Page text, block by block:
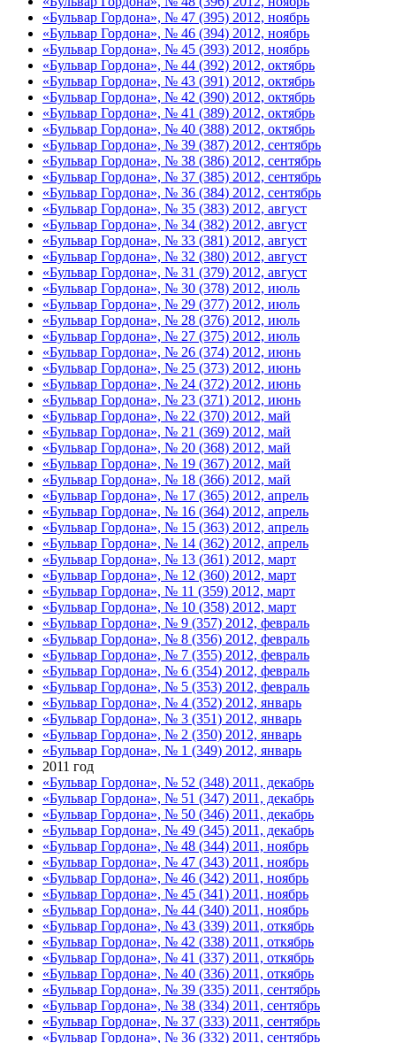
«Бульвар Гордона», № 47 (395) 2012, ноябрь
«Бульвар Гордона», № 46 (394) 2012, ноябрь
«Бульвар Гордона», № 45 (393) 2012, ноябрь
«Бульвар Гордона», № 44 (392) 2012, октябрь
«Бульвар Гордона», № 43 (391) 2012, октябрь
«Бульвар Гордона», № 42 (390) 2012, октябрь
«Бульвар Гордона», № 41 (389) 2012, октябрь
«Бульвар Гордона», № 40 (388) 2012, октябрь
«Бульвар Гордона», № 39 (387) 2012, сентябрь
«Бульвар Гордона», № 38 (386) 2012, сентябрь
«Бульвар Гордона», № 37 (385) 2012, сентябрь
«Бульвар Гордона», № 36 (384) 2012, сентябрь
«Бульвар Гордона», № 35 (383) 2012, август
«Бульвар Гордона», № 34 (382) 2012, август
«Бульвар Гордона», № 33 (381) 2012, август
«Бульвар Гордона», № 32 (380) 2012, август
«Бульвар Гордона», № 31 (379) 2012, август
«Бульвар Гордона», № 30 (378) 2012, июль
«Бульвар Гордона», № 29 (377) 2012, июль
«Бульвар Гордона», № 28 (376) 2012, июль
«Бульвар Гордона», № 27 (375) 2012, июль
«Бульвар Гордона», № 26 (374) 2012, июнь
«Бульвар Гордона», № 25 (373) 2012, июнь
«Бульвар Гордона», № 24 (372) 2012, июнь
«Бульвар Гордона», № 23 (371) 2012, июнь
«Бульвар Гордона», № 22 (370) 2012, май
«Бульвар Гордона», № 21 (369) 2012, май
«Бульвар Гордона», № 20 (368) 2012, май
«Бульвар Гордона», № 19 (367) 2012, май
«Бульвар Гордона», № 18 (366) 2012, май
«Бульвар Гордона», № 17 (365) 2012, апрель
«Бульвар Гордона», № 16 (364) 2012, апрель
«Бульвар Гордона», № 15 (363) 2012, апрель
«Бульвар Гордона», № 14 (362) 2012, апрель
«Бульвар Гордона», № 13 (361) 2012, март
«Бульвар Гордона», № 12 (360) 2012, март
«Бульвар Гордона», № 11 (359) 2012, март
«Бульвар Гордона», № 10 (358) 2012, март
«Бульвар Гордона», № 9 (357) 2012, февраль
«Бульвар Гордона», № 8 (356) 2012, февраль
«Бульвар Гордона», № 7 (355) 2012, февраль
«Бульвар Гордона», № 6 (354) 2012, февраль
«Бульвар Гордона», № 5 (353) 2012, февраль
«Бульвар Гордона», № 4 (352) 2012, январь
«Бульвар Гордона», № 3 (351) 2012, январь
«Бульвар Гордона», № 2 (350) 2012, январь
«Бульвар Гордона», № 1 (349) 2012, январь
2011 год
«Бульвар Гордона», № 52 (348) 2011, декабрь
«Бульвар Гордона», № 51 (347) 2011, декабрь
«Бульвар Гордона», № 50 (346) 2011, декабрь
«Бульвар Гордона», № 49 (345) 2011, декабрь
«Бульвар Гордона», № 48 (344) 2011, ноябрь
«Бульвар Гордона», № 47 (343) 2011, ноябрь
«Бульвар Гордона», № 46 (342) 2011, ноябрь
«Бульвар Гордона», № 45 (341) 2011, ноябрь
«Бульвар Гордона», № 44 (340) 2011, ноябрь
«Бульвар Гордона», № 43 (339) 2011, откябрь
«Бульвар Гордона», № 42 (338) 2011, откябрь
«Бульвар Гордона», № 41 (337) 2011, откябрь
«Бульвар Гордона», № 40 (336) 2011, откябрь
«Бульвар Гордона», № 39 (335) 2011, сентябрь
«Бульвар Гордона», № 38 (334) 2011, сентябрь
«Бульвар Гордона», № 37 (333) 2011, сентябрь
«Бульвар Гордона», № 36 (332) 2011, сентябрь